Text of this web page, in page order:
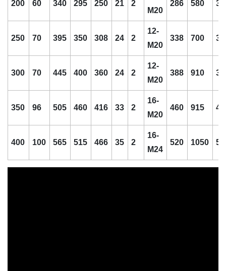
200 60 340 295 250 21 2
M20
286 580
250 70 395 350 308 24 2
12-
M20
338 700
300 70 445 400 360 24 2
12-
M20
388 910
350 96 505 460 416 33 2
16-
M20
460 915
400 100 565 515 466 35 2
16-
M24
520 1050